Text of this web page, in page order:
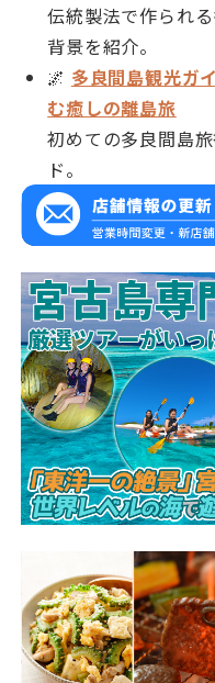
伝統製法で作られ
背景を紹介。
🌌 多良間島観光ガ
む癒しの離島旅
初めての多良間島
ド。